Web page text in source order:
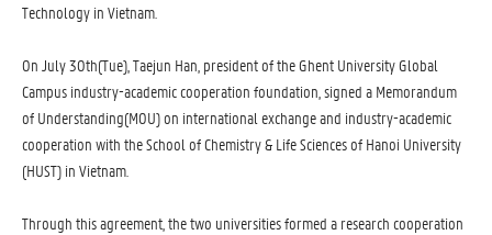
Technology in Vietnam.
On July 30th(Tue), Taejun Han, president of the Ghent University Global
Campus industry-academic cooperation foundation, signed a Memorandum
of Understanding(MOU) on international exchange and industry-academic
cooperation with the School of Chemistry & Life Sciences of Hanoi University
(HUST) in Vietnam.
Through this agreement, the two universities formed a research cooperation